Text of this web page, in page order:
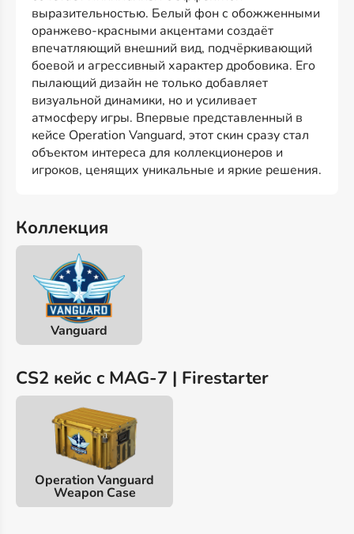
выразительностью. Белый фон с обожженными
оранжево-красными акцентами создаёт
впечатляющий внешний вид, подчёркивающий
боевой и агрессивный характер дробовика. Его
пылающий дизайн не только добавляет
визуальной динамики, но и усиливает
атмосферу игры. Впервые представленный в
кейсе Operation Vanguard, этот скин сразу стал
объектом интереса для коллекционеров и
игроков, ценящих уникальные и яркие решения.
Коллекция
Vanguard
CS2 кейс c MAG-7 | Firestarter
Operation Vanguard
Weapon Case